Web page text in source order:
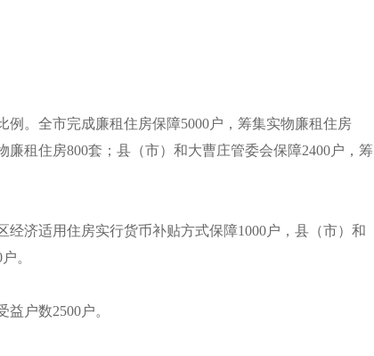
。全市完成廉租住房保障5000户，筹集实物廉租住房
廉租住房800套；县（市）和大曹庄管委会保障2400户，筹
济适用住房实行货币补贴方式保障1000户，县（市）和
。
户数2500户。